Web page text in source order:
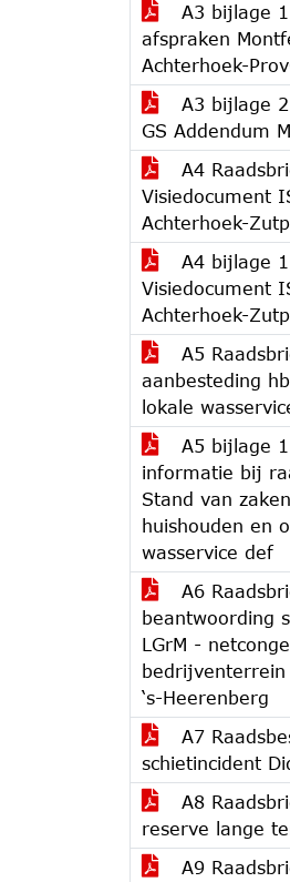
A3 bijlage
afspraken
Achterhoek-
A3 bijlage
GS Addendum
A4
Visiedocument
Achterhoek-
A4 bijlage
Visiedocument
Achterhoek-
A5
aanbesteding
lokale
A5 bijlage
informatie bij
Stand van
huishouden en
wasservice def
A6
beantwoording
LGrM -
bedrijventerrein
‘s-Heerenberg
A7
schietincident
A8
reserve lange
A9